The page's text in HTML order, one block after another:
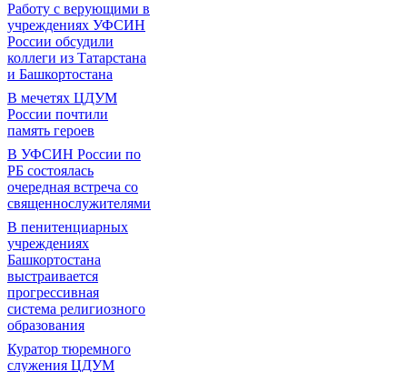
Работу с верующими в
учреждениях УФСИН
России обсудили
коллеги из Татарстана
и Башкортостана
В мечетях ЦДУМ
России почтили
память героев
В УФСИН России по
РБ состоялась
очередная встреча со
священнослужителями
В пенитенциарных
учреждениях
Башкортостана
выстраивается
прогрессивная
система религиозного
образования
Куратор тюремного
служения ЦДУМ